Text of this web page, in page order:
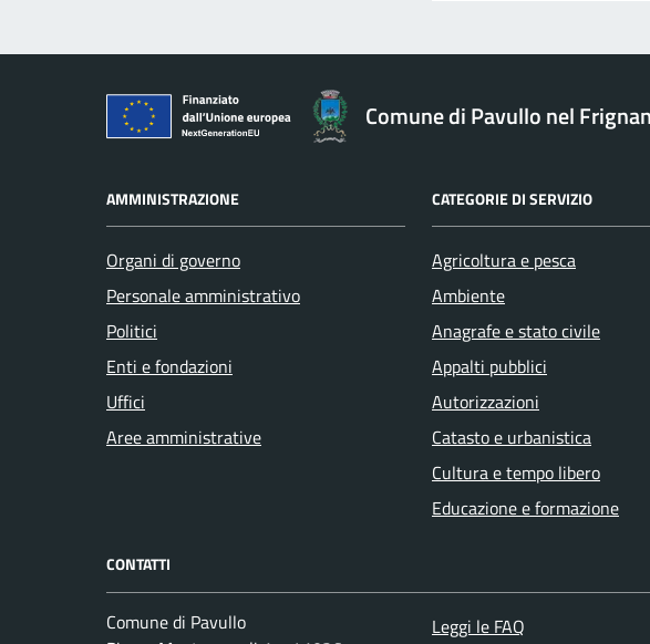
Comune di Pavullo nel
AMMINISTRAZIONE
Organi di governo
Personale amministrativo
Politici
Enti e fondazioni
Uffici
Aree amministrative
CATEGORIE DI SERVIZIO
Agricoltura e pesca
Ambiente
Anagrafe e stato civile
Appalti pubblici
Autorizzazioni
Catasto e urbanistica
Cultura e tempo libero
Educazione e formazione
CONTATTI
Comune di Pavullo
Leggi le FAQ